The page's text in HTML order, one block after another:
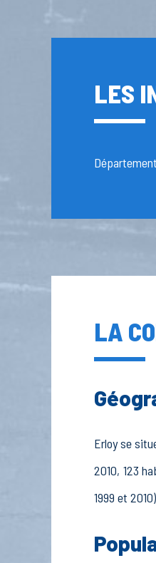
LES
Département
LA
Erloy se
2010, 123
1999 et